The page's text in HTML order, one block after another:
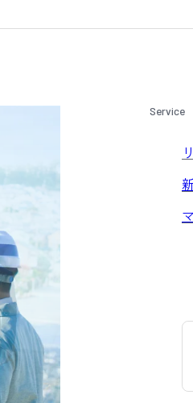
Service